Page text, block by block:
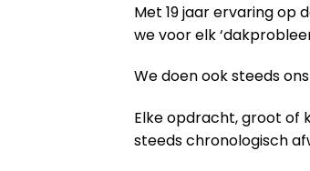
Met 19 jaar ervaring op
we voor elk
We doen ook steeds
Elke opdracht, groot of
steeds chronologisch